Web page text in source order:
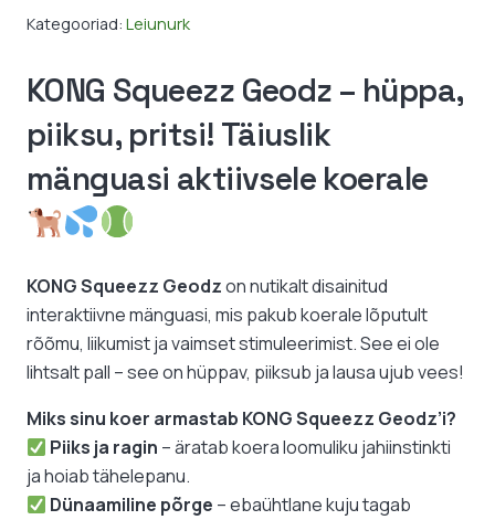
Geodz
Kategooriad: Leiunurk
KONG Squeezz Geodz – hüppa,
piiksu, pritsi! Täiuslik
mänguasi aktiivsele koerale
KONGSqueezz Geodzon nutikalt disainitud
interaktiivne mänguasi, mis pakub koerale lõputult
rõõmu, liikumist ja vaimset stimuleerimist. See ei ole
lihtsalt pall – see on hüppav, piiksub ja lausa ujub vees!
Miks sinu koer armastab KONG Squeezz Geodz’i?
Piiks ja ragin – äratab koera loomuliku jahiinstinkti
ja hoiab tähelepanu.
Dünaamiline põrge – ebaühtlane kuju tagab